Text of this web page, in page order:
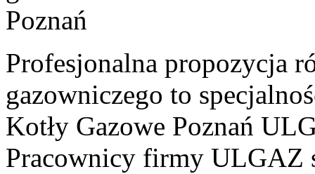
Profesjonalna propozycja
gazowniczego to
Kotły Gazowe Poznań
Pracownicy firmy ULGAZ